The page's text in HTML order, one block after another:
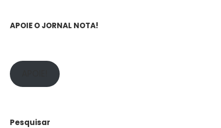
APOIE O JORNAL NOTA!
Pesquisar